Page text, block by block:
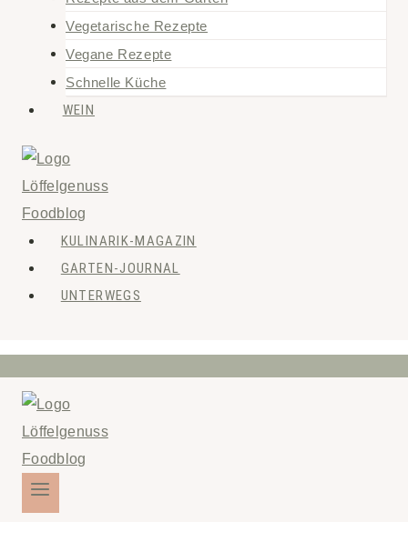
Vegetarische Rezepte
Vegane Rezepte
Schnelle Küche
WEIN
KULINARIK-MAGAZIN
GARTEN-JOURNAL
UNTERWEGS